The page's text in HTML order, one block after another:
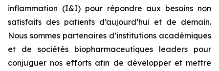
inflammation (I&I) pour répondre aux besoins non
satisfaits des patients d’aujourd’hui et de demain.
Nous sommes partenaires d’institutions académiques
et de sociétés biopharmaceutiques leaders pour
conjuguer nos efforts afin de développer et mettre